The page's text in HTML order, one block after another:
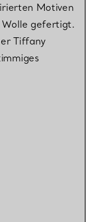
Motiven
gefertigt.
Tiffany